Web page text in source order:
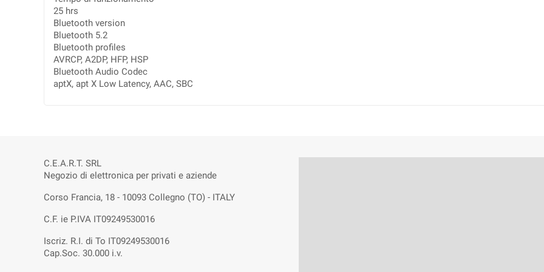
25 hrs
Bluetooth version
Bluetooth 5.2
Bluetooth profiles
AVRCP, A2DP, HFP, HSP
Bluetooth Audio Codec
aptX, apt X Low Latency, AAC, SBC
C.E.A.R.T. SRL
Negozio di elettronica per privati e aziende
Corso Francia, 18 - 10093 Collegno (TO) - ITALY
C.F. ie P.IVA IT09249530016
Iscriz. R.I. di To IT09249530016
Cap.Soc. 30.000 i.v.